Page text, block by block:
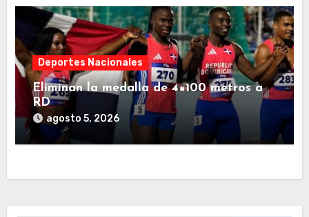
Deportes Nacionales
Eliminan la medalla de 4×100 metros a
RD
agosto 5, 2026